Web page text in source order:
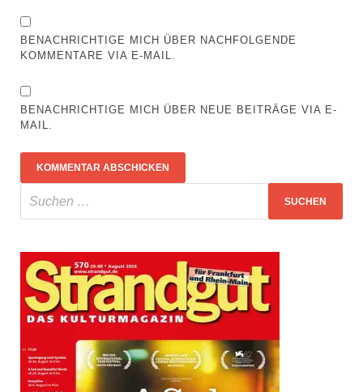
BENACHRICHTIGE MICH ÜBER NACHFOLGENDE
KOMMENTARE VIA E-MAIL.
BENACHRICHTIGE MICH ÜBER NEUE BEITRÄGE VIA E-
MAIL.